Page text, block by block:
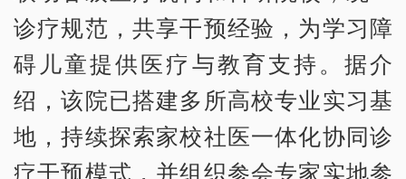
诊疗规范，共享干预经验，为学习障
碍儿童提供医疗与教育支持。据介
绍，该院已搭建多所高校专业实习基
地，持续探索家校社医一体化协同诊
疗干预模式，并组织参会专家实地参